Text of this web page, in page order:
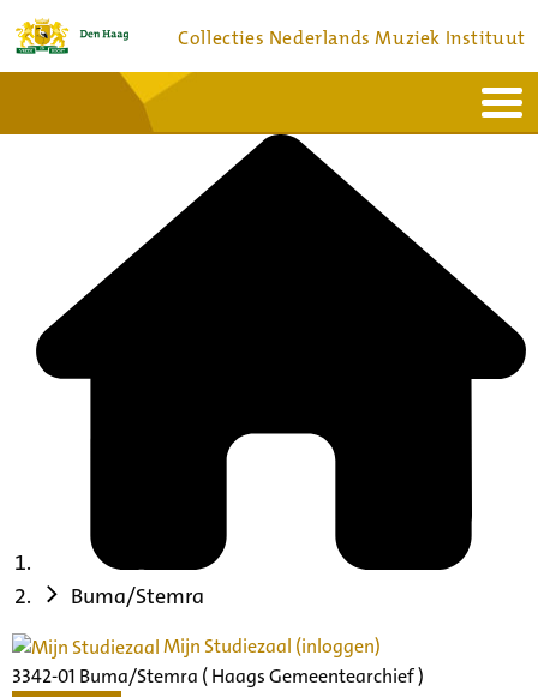
Collecties Nederlands Muziek Instituut
Bronnen en collecties
Buma/Stemra
Mijn Studiezaal (inloggen)
3342-01 Buma/Stemra ( Haags Gemeentearchief )